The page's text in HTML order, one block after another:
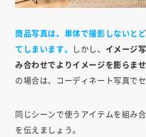
商品写真は、単体で撮影しないと
てしまいます。
しかし、 イメージ
み合わせでよりイメージを膨らま
の場合は、コーディネート写真で
同じシーンで使うアイテムを組み
を伝えましょう。